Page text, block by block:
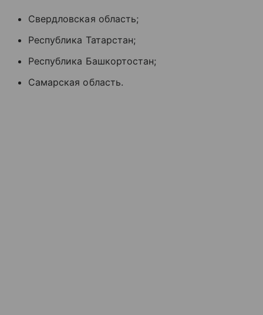
Свердловская область;
Республика Татарстан;
Республика Башкортостан;
Самарская область.